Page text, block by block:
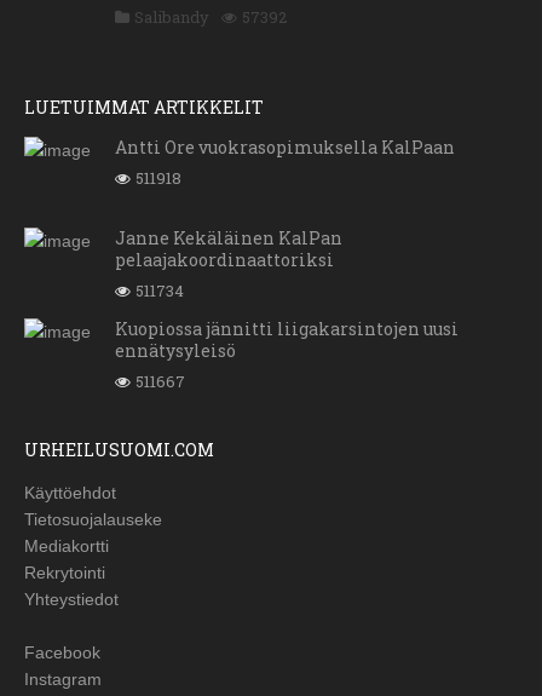
Salibandy 57392
LUETUIMMAT ARTIKKELIT
Antti Ore vuokrasopimuksella KalPaan
511918
Janne Kekäläinen KalPan
pelaajakoordinaattoriksi
511734
Kuopiossa jännitti liigakarsintojen uusi
ennätysyleisö
511667
URHEILUSUOMI.COM
Käyttöehdot
Tietosuojalauseke
Mediakortti
Rekrytointi
Yhteystiedot
Facebook
Instagram